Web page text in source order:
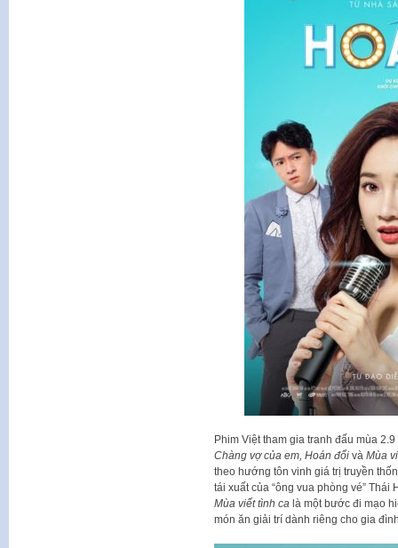
Phim Việt tham gia tranh đấu mùa
Chàng vợ của em, Hoán đổivà Mùa
theo hướng tôn vinh giá trị truyền
tái xuất của “ông vua phòng vé”
Mùa viết tình ca là một bước đi mạo
món ăn giải trí dành riêng cho gia